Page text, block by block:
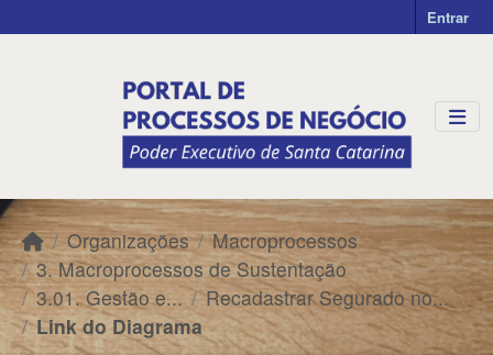
Entrar
Organizações
Macroprocessos
3. Macroprocessos de Sustentação
3.01. Gestão e...
Recadastrar Segurado no...
Link do Diagrama